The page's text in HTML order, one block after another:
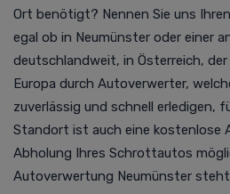
Ort benötigt? Nennen Sie uns
egal ob in Neumünster oder einer
deutschlandweit, in Österreich,
Europa durch Autoverwerter,
zuverlässig und schnell erledigen,
Standort ist auch eine kostenlose
Abholung Ihres Schrottautos
Autoverwertung Neumünster